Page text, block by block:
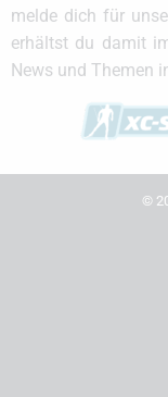
melde dich für
erhältst du damit
News und Themen
©